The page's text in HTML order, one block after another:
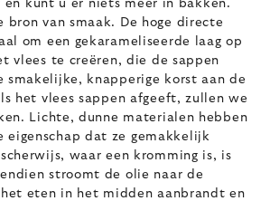
kunt u er niets meer in bakken.
bron van smaak. De hoge directe
om een gekarameliseerde laag op
vlees te creëren, die de sappen
smakelijke, knapperige korst aan de
het vlees sappen afgeeft, zullen we
Lichte, dunne materialen hebben
eigenschap dat ze gemakkelijk
waar een kromming is, is
stroomt de olie naar de
eten in het midden aanbrandt en